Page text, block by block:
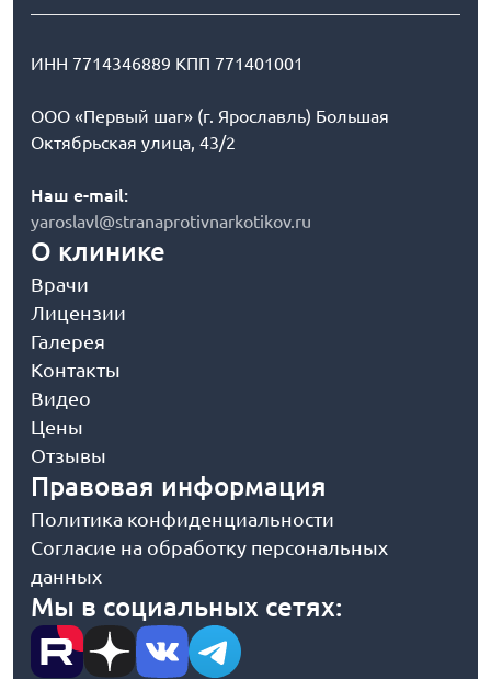
ИНН 7714346889 КПП 771401001
ООО «Первый шаг» (г. Ярославль) Большая
Октябрьская улица, 43/2
Наш e-mail:
yaroslavl@stranaprotivnarkotikov.ru
О клинике
Врачи
Лицензии
Галерея
Контакты
Видео
Цены
Отзывы
Правовая информация
Политика конфиденциальности
Согласие на обработку персональных
данных
Мы в социальных сетях: